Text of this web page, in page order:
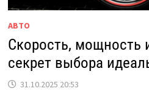
АВТО
Скорость, мощность
секрет выбора
31.10.2025 20:53